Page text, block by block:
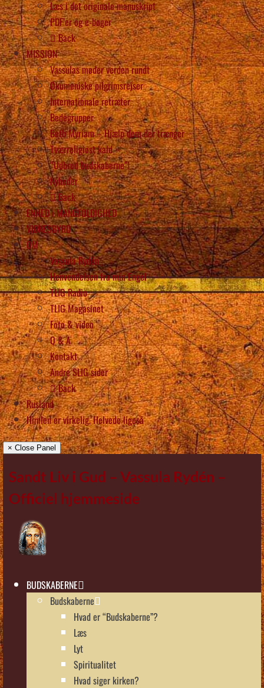
Læs i det originale manuskript
PDF’er og e-bøger
Back
MISSION
Vassulas møder verden rundt
Økumeniske pilgrimsrejser
Internationale retræter
Bedegrupper
Beth Myriam – Hjælp dem der trænger
Tværreligiøst kald
“Udbred budskaberne”!
Nyheder
Back
ENHED i MANGFOLDIGHED
VIDNESBYRD
OM
Vassula Rydén
Henvendelsen fra min Engel
TLIG Radio
TLIG Magasinet
Foto & video
Q & A
Kontakt
Andre SLIG sider
Back
Rusland
Himlen er virkelig, Helvede ligeså
× Close Panel
Sandt Liv i Gud – Vassula Rydén –
Officiel hjemmeside
BUDSKABERNE
Budskaberne
Hvad er “Budskaberne”?
Læs
Lyt
Spiritualitet
Hvad siger kirken?